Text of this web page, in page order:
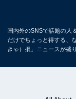
国内外のSNSで話題の人
だけでちょっと得する、
きゃ）損」ニュースが盛